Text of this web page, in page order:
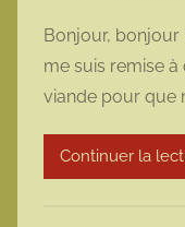
Bonjour,
me suis remise
viande pour que
Continuer la